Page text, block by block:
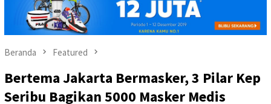
Beranda Featured
Bertema Jakarta Bermasker, 3 Pilar Kep
Seribu Bagikan 5000 Masker Medis